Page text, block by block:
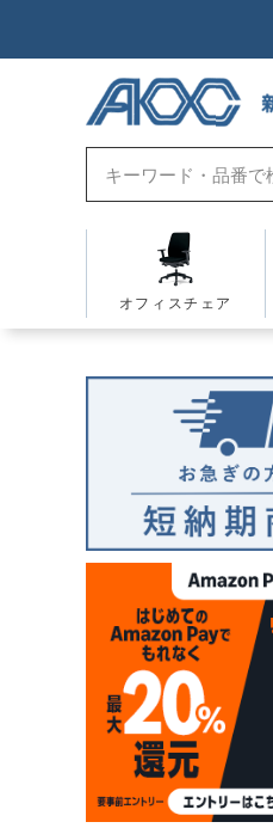
オフィスチェア